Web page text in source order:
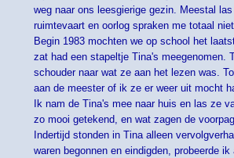
weg naar ons leesgierige gezin. Meestal
ruimtevaart en oorlog spraken me totaal
Begin 1983 mochten we op school het
zat had een stapeltje Tina's
schouder naar wat ze aan het lezen was.
aan de meester of ik ze er weer uit mocht
Ik nam de Tina's mee naar huis en las ze
zo mooi getekend, en wat zagen de
Indertijd stonden in Tina alleen
waren begonnen en eindigden, probeerde